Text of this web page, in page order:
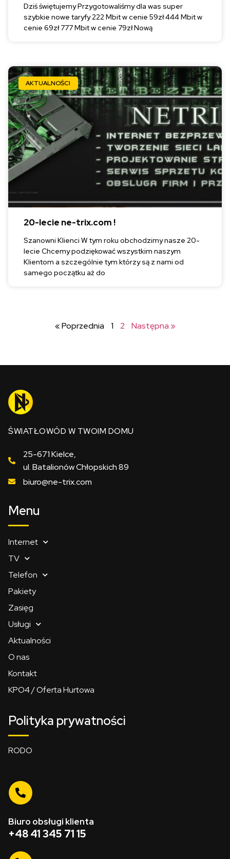
Dziś świętujemy Przygotowaliśmy dla was super
szybkie nowe taryfy 222 Mbit w cenie 59zł 444 Mbit w
cenie 69zł 777 Mbit w cenie 79zł Nową
AKTUALNOŚCI
20-lecie ne-trix.com !
Szanowni Klienci W tym roku obchodzimy nasze 20-
lecie Chcemy podziękować wszystkim naszym
Klientom a szczególnie tym którzy są z nami od
samego początku aż do
« Poprzednia 1 2 Następna »
ŚWIATŁOWÓD W TWOIM DOMU
25-671 Kielce,
ul. Batalionów Chłopskich 89
biuro@ne-trix.com
Menu
Internet
TV
Telefon
Pakiety
Zasięg
Usługi
Aktualności
O nas
Kontakt
KPO4 / Oferta Hurtowa
Polityka prywatności
RODO
Biuro obsługi klienta
+48 41 345 71 15